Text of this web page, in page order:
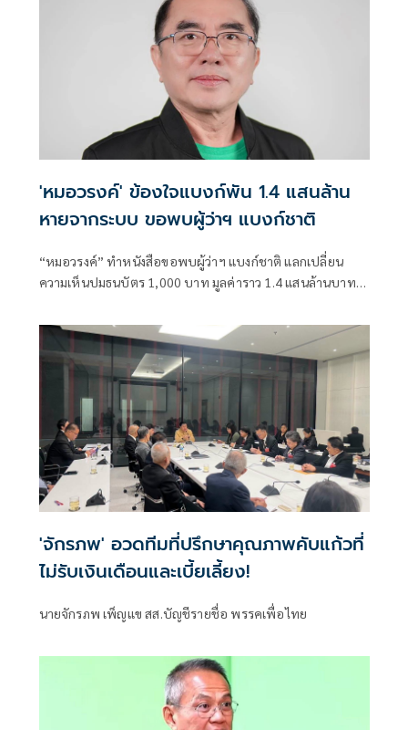
'หมอวรงค์' ข้องใจแบงก์พัน 1.4 แสนล้าน
หายจากระบบ ขอพบผู้ว่าฯ แบงก์ชาติ
“หมอวรงค์” ทำหนังสือขอพบผู้ว่าฯ แบงก์ชาติ แลกเปลี่ยน
ความเห็นปมธนบัตร 1,000 บาท มูลค่าราว 1.4 แสนล้านบาทไม่
คอร์รัปชันและธุรกิจทุนเทา พร้อมหาทางออกต่อปัญหาดัง
'จักรภพ' อวดทีมที่ปรึกษาคุณภาพคับแก้วที่
ไม่รับเงินเดือนและเบี้ยเลี้ยง!
นายจักรภพ เพ็ญแข สส.บัญชีรายชื่อ พรรคเพื่อไทย